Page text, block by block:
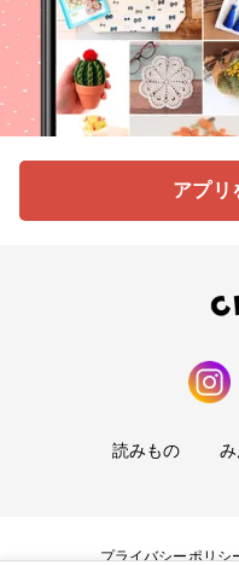
アプリ
読みもの
プライバシーポリシ